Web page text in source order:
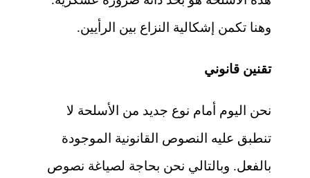
وهنا تكمن إشكالية النزاع بين الرأيين.
تقنين قانوني
نحن اليوم أمام نوع جديد من الأسلحة لا
تنطبق عليه النصوص القانونية الموجودة
بالفعل. وبالتالي نحن بحاجة لصياغة نصوص